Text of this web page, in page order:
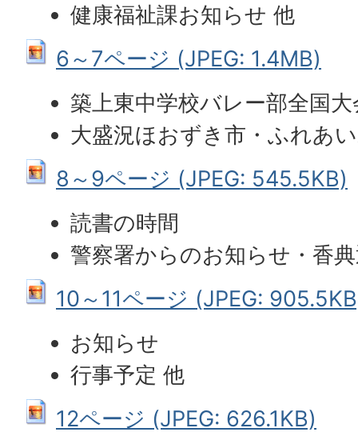
健康福祉課お知らせ 他
6～7ページ (JPEG: 1.4MB)
築上東中学校バレー部全国
大盛況ほおずき市・ふれあ
8～9ページ (JPEG: 545.5KB)
読書の時間
警察署からのお知らせ・香
10～11ページ (JPEG:
お知らせ
行事予定 他
12ページ (JPEG: 626.1KB)